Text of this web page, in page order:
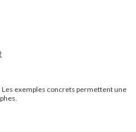
exemples concrets permettent une